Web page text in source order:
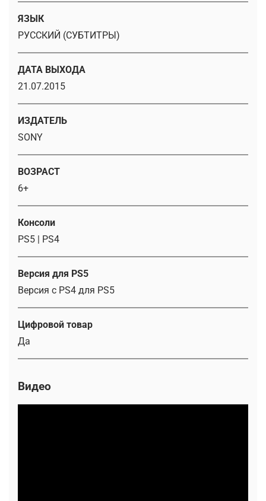
ЯЗЫК
РУССКИЙ (СУБТИТРЫ)
ДАТА ВЫХОДА
21.07.2015
ИЗДАТЕЛЬ
SONY
ВОЗРАСТ
6+
Консоли
PS5 | PS4
Версия для PS5
Версия с PS4 для PS5
Цифровой товар
Да
Видео